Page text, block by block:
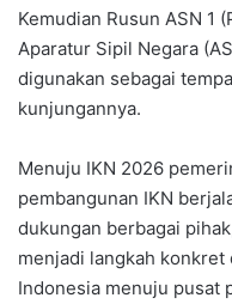
Kemudian Rusun ASN 1
Aparatur Sipil Negara
digunakan sebagai
kunjungannya.
Menuju IKN 2026
pembangunan IKN
dukungan berbagai
menjadi langkah
Indonesia menuju pusat